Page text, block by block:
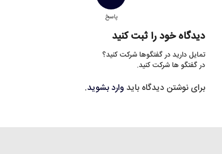
پاسخ
دیدگاه خود را ثبت کنید
تمایل دارید در گفتگوها شرکت کنید؟
در گفتگو ها شرکت کنید.
برای نوشتن دیدگاه بایدوارد بشوید.